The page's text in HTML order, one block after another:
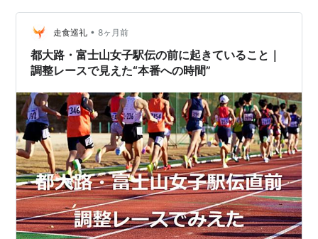
ね勝利をもぎ取りました。やはり、80分間同じ強度でプ
レーし続けるのは、格下からすると厳し…
走食巡礼 • 8ヶ月前
都大路・富士山女子駅伝の前に起きていること｜
調整レースで見えた“本番への時間”